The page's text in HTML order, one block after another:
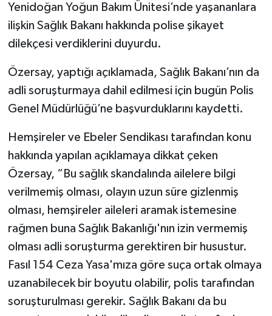
Yenidoğan Yoğun Bakım Ünitesi’nde yaşananlara
ilişkin Sağlık Bakanı hakkında polise şikayet
dilekçesi verdiklerini duyurdu.
Özersay, yaptığı açıklamada, Sağlık Bakanı’nın da
adli soruşturmaya dahil edilmesi için bugün Polis
Genel Müdürlüğü’ne başvurduklarını kaydetti.
Hemşireler ve Ebeler Sendikası tarafından konu
hakkında yapılan açıklamaya dikkat çeken
Özersay, “Bu sağlık skandalında ailelere bilgi
verilmemiş olması, olayın uzun süre gizlenmiş
olması, hemşireler aileleri aramak istemesine
rağmen buna Sağlık Bakanlığı'nın izin vermemiş
olması adli soruşturma gerektiren bir husustur.
Fasıl 154 Ceza Yasa'mıza göre suça ortak olmaya
uzanabilecek bir boyutu olabilir, polis tarafından
soruşturulması gerekir. Sağlık Bakanı da bu